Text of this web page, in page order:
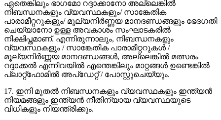
ഏതെങ്കിലും ഭാഗമോ റദ്ദാക്കാനോ അല്ലെങ്കിൽ
നിബന്ധനകളും വ്യവസ്ഥകളും/ സാങ്കേതിക
പാരാമീറ്ററുകളും/ മൂല്യനിർണ്ണയ മാനദണ്ഡങ്ങളും ഭേദഗതി
ചെയ്യാനോ ഉള്ള അവകാശം സംഘാടകരിൽ
നിക്ഷിപ്തമാണ്. എന്നിരുന്നാലും, നിബന്ധനകളും
വ്യവസ്ഥകളും / സാങ്കേതിക പാരാമീറ്ററുകൾ /
മൂല്യനിർണ്ണയ മാനദണ്ഡങ്ങൾ, അല്ലെങ്കിൽ മത്സരം
റദ്ദാക്കൽ എന്നിവയിൽ എന്തെങ്കിലും മാറ്റങ്ങൾ ഉണ്ടെങ്കിൽ
പ്ലാറ്റ്ഫോമിൽ അപ്ഡേറ്റ് / പോസ്റ്റുചെയ്യും.
17. ഇനി മുതൽ നിബന്ധനകളും വ്യവസ്ഥകളും ഇന്ത്യൻ
നിയമങ്ങളും ഇന്ത്യൻ നീതിന്യായ വ്യവസ്ഥയുടെ
വിധികളും നിയന്ത്രിക്കും.